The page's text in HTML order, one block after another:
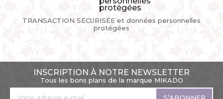
TRANSACTION SÉCURISÉE et données personnelles
protégées
INSCRIPTION À NOTRE NEWSLETTER
Tous les bons plans de la marque MIKADO
S’ABONNER